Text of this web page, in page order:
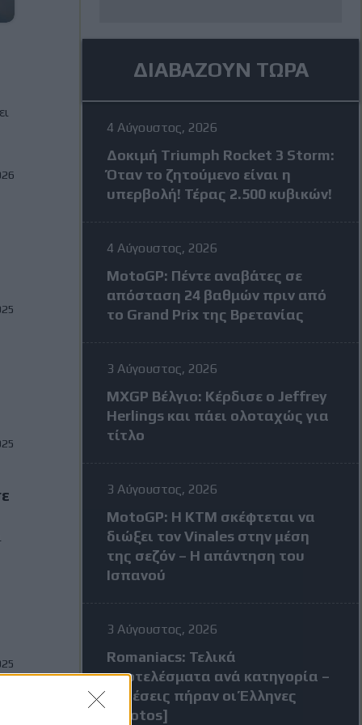
ΔΙΑΒΑΖΟΥΝ ΤΩΡΑ
4 Αύγουστος, 2026
Δοκιμή Triumph Rocket 3 Storm:
Όταν το ζητούμενο είναι η
υπερβολή! Τέρας 2.500 κυβικών!
4 Αύγουστος, 2026
MotoGP: Πέντε αναβάτες σε
απόσταση 24 βαθμών πριν από
το Grand Prix της Βρετανίας
3 Αύγουστος, 2026
MXGP Βέλγιο: Κέρδισε ο Jeffrey
Herlings και πάει ολοταχώς για
τίτλο
3 Αύγουστος, 2026
MotoGP: Η KTM σκέφτεται να
διώξει τον Vinales στην μέση
της σεζόν – Η απάντηση του
Ισπανού
3 Αύγουστος, 2026
Romaniacs: Τελικά
αποτελέσματα ανά κατηγορία –
Τι θέσεις πήραν οι Έλληνες
[Photos]